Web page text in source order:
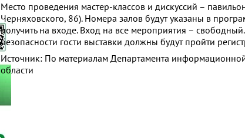
Место проведения мастер-классов и дискуссий –
Черняховского, 86). Номера залов будут указаны в
получить на входе. Вход на все мероприятия –
безопасности гости выставки должны будут пройти
Источник: По материалам Департамента
области